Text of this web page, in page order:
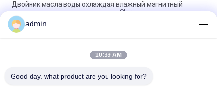
Двойник масла воды охлаждая влажный магнитный
разделитель для керамического Slurry каолина
Разделителя утюга Slurry разума EP энергопотребление
керамического магнитного низкое
Керамическая влажная магнитная машина разделителя
admin
10:39 AM
Good day, what product are you looking for?